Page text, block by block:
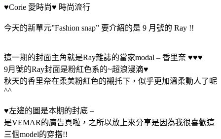
♥Corie 愛時尚♥ 時尚流行
今天的新單元”Fashion snap” 要介紹的是 9 月號的 Ray !!
這一期的封面主角就是Ray雜誌的當家modal – 香里奈 ♥♥♥
9月號的Ray封面是粉紅色系的~超浪漫滴♥
秋天的香里奈在柔美粉紅色的襯托下，似乎更加溫柔動人了呢
^^
♥左邊的圖是本期的封底 –
是VEMAR的廣告頁啦，之所以放上來分享是因為我很喜歡這
三個model的穿搭!!